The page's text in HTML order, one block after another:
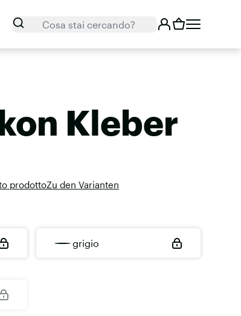
Cerca Cosa stai cercando?
Kleber
prodottoZu den Varianten
grigio